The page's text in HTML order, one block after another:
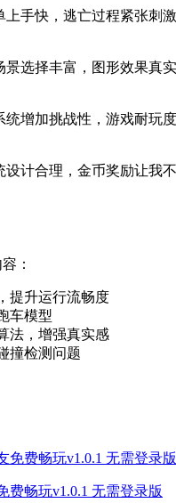
上手快，逃亡过程紧张刺
景选择丰富，图形效果真
统增加挑战性，游戏耐玩
设计合理，金币奖励让我
：
提升运行流畅度
车模型
法，增强真实感
撞检测问题
费畅玩v1.0.1 无需登录版